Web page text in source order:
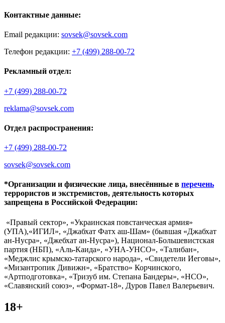
Контактные данные:
Email редакции: sovsek@sovsek.com
Телефон редакции: +7 (499) 288-00-72
Рекламный отдел:
+7 (499) 288-00-72
reklama@sovsek.com
Отдел распространения:
+7 (499) 288-00-72
sovsek@sovsek.com
*Организации и физические лица, внесённные в перечень
террористов и экстремистов, деятельность которых
запрещена в Российской Федерации:
«Правый сектор», «Украинская повстанческая армия»
(УПА),«ИГИЛ», «Джабхат Фатх аш-Шам» (бывшая «Джабхат
ан-Нусра», «Джебхат ан-Нусра»), Национал-Большевистская
партия (НБП), «Аль-Каида», «УНА-УНСО», «Талибан»,
«Меджлис крымско-татарского народа», «Свидетели Иеговы»,
«Мизантропик Дивижн», «Братство» Корчинского,
«Артподготовка», «Тризуб им. Степана Бандеры», «НСО»,
«Славянский союз», «Формат-18», Дуров Павел Валерьевич.
18+